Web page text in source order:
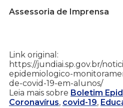
Assessoria de Imprensa
Link original:
https://jundiai.sp.gov.br/
epidemiologico-
de-covid-19-em-alunos/
Leia mais sobre Boletim
Coronavírus, covid-19,